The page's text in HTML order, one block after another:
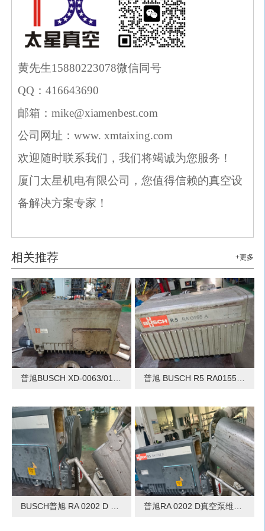
黄先生15880223078微信同号
QQ：416643690
邮箱：mike@xiamenbest.com
公司网址：www. xmtaixing.com
欢迎随时联系我们，我们将竭诚为您服务！
厦门太星机电有限公司，您值得信赖的真空设
备解决方案专家！
相关推荐 +更多
普旭 BUSCH R5 RA0155A 油式旋片真空泵维修保养>>
BUSCH普旭 RA 0202 D 503 R5系列油润滑旋片式真空泵>> 普旭RA 0202 D真空泵维修服务>>